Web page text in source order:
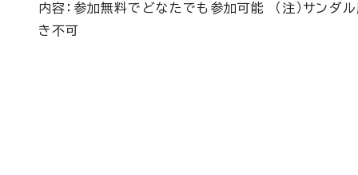
内容：参加無料でどなたでも参加可能 （注）サンダ
き不可